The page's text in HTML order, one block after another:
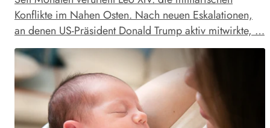
Konflikte im Nahen Osten. Nach neuen Eskalationen,
an denen US-Präsident Donald Trump aktiv mitwirkte, …